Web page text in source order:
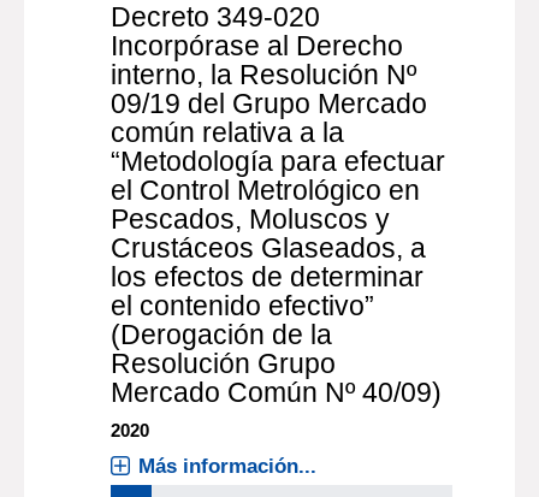
Decreto 349-020
Incorpórase al Derecho
interno, la Resolución Nº
09/19 del Grupo Mercado
común relativa a la
“Metodología para efectuar
el Control Metrológico en
Pescados, Moluscos y
Crustáceos Glaseados, a
los efectos de determinar
el contenido efectivo”
(Derogación de la
Resolución Grupo
Mercado Común Nº 40/09)
2020
Más información...